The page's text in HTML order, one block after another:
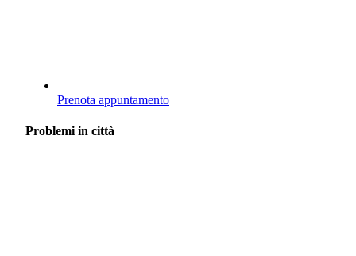
Prenota appuntamento
Problemi in città